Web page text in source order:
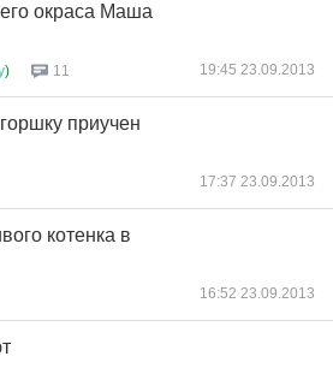
окраса Маша
) 11 19:45 23.09.2013
приучен
17:37 23.09.2013
котенка в
16:52 23.09.2013